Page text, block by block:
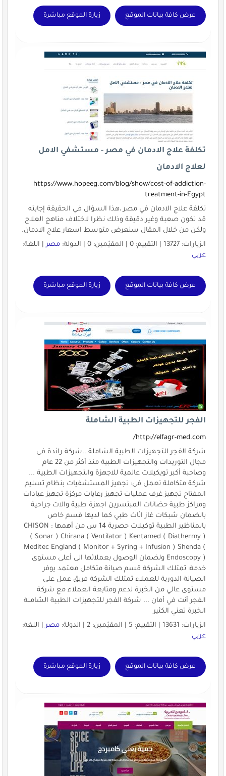
عرض كافة بيانات الموقع زيارة الموقع مباشرة
تكلفة علاج الادمان في مصر - مستشفي الامل
لعلاج الادمان
https://www.hopeeg.com/blog/show/cost-of-addiction-
treatment-in-Egypt
تكلفة علاج الادمان في مصر ،هذا السؤال في الحقيقة إجابته
قد تكون صعبة وغير دقيقة وذلك نظرا لاختلاف مناهج العلاج
ولكن من خلال المقال سنعرض متوسط اسعار علاج الادمان.
الزيارات: 13727 | التقييم: 0 | المقيّمين: 0 | الدولة:
مصر| اللغة:
عربي
عرض كافة بيانات الموقع زيارة الموقع مباشرة
الفجر للتجهيزات الطبية الشاملة
http://elfagr-med.com/
شركة الفجر للتجهيزات الطبية الشاملة ..شركة رائدة فى
مجال التوريدات والتجهيزات الطبية منذ أكثر من 22 عام
وصاحبة أكبر تويكيلات عالمية للاجهزة والتجهيزات الطبية ...
شركة متكاملة تعمل فى: تجهيز المستشفيات بنظام تسليم
المفتاح تجهيز غرف عمليات تجهيز رعايات مركزة تجهيز عيادات
ومراكز طبية حضانات المبتسرين اجهزة طبية والات جراحية
بالضمان شبكات غاز اثاث طبي كما لديها قسم خاص
بالمناظير الطبية توكيلات حصرية 14 س من أهمها : CHISON
( Sonar ) Chirana ( Ventilator ) Kentamed ( Diathermy )
Meditec England ( Monitor + Syring + Infusion ) Shenda (
Endoscopy ) ولضمان الوصول بعملائها الى أعلى مستوى
خدمة: تمتلك الشركة قسم صيانة متكامل معتمد يوفر
الصيانة الدورية للعملاء تمتلك الشركة فريق عمل على
مستوى عالي من الخبرة لدعم ومتابعة العملاء مع شركة
الفجر أنت في أمان ... شركة الفجر للتجهيزات الطبية الشاملة
الخبرة تعني الكثير
الزيارات: 13631 | التقييم: 5 | المقيّمين: 2 | الدولة:
مصر| اللغة:
عربي
عرض كافة بيانات الموقع زيارة الموقع مباشرة